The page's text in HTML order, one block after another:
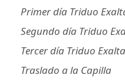
Primer día Triduo
Segundo día Triduo
Tercer día Triduo
Traslado a la Capilla